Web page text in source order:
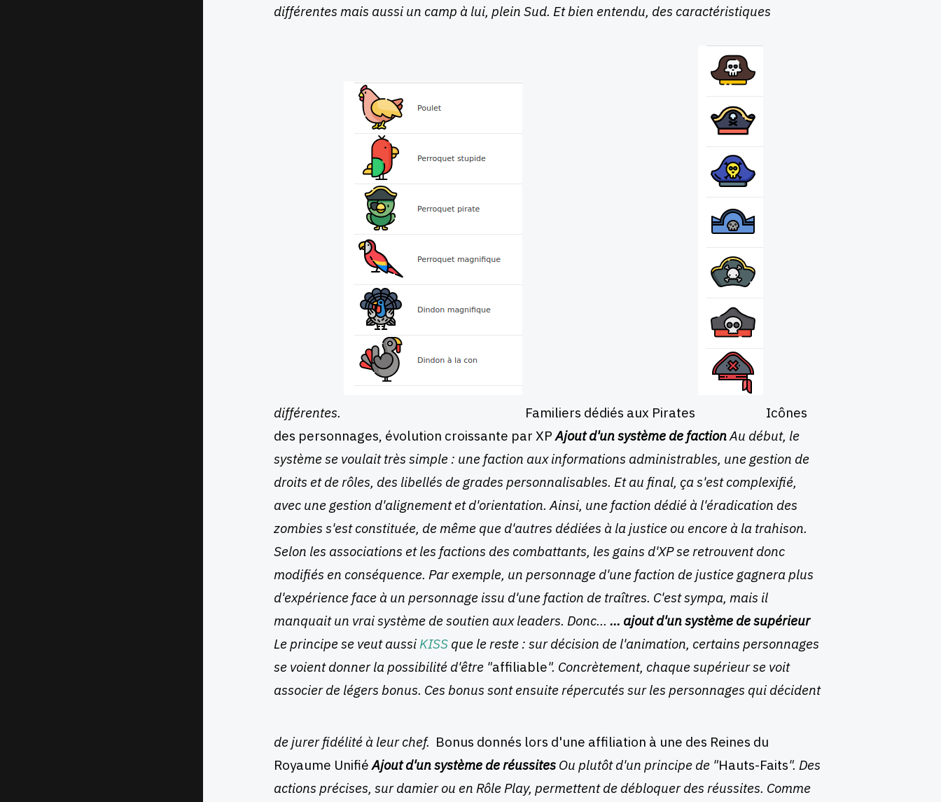
différentes mais aussi un camp à lui, plein Sud. Et bien entendu, des caractéristiques
différentes. Familiers dédiés aux Pirates
Icônes
des personnages, évolution croissante par XP Ajout d'un système de factionAu début, le
système se voulait très simple : une faction aux informations administrables, une gestion de
droits et de rôles, des libellés de grades personnalisables. Et au final, ça s'est complexifié,
avec une gestion d'alignement et d'orientation. Ainsi, une faction dédié à l'éradication des
zombies s'est constituée, de même que d'autres dédiées à la justice ou encore à la trahison.
Selon les associations et les factions des combattants, les gains d'XP se retrouvent donc
modifiés en conséquence. Par exemple, un personnage d'une faction de justice gagnera plus
d'expérience face à un personnage issu d'une faction de traîtres. C'est sympa, mais il
manquait un vrai système de soutien aux leaders. Donc... ... ajout d'un système de supérieur
Le principe se veut aussi KISSque le reste : sur décision de l'animation, certains personnages
se voient donner la possibilité d'être "affiliable". Concrètement, chaque supérieur se voit
associer de légers bonus. Ces bonus sont ensuite répercutés sur les personnages qui décident
de jurer fidélité à leur chef. Bonus donnés lors d'une affiliation à une des Reines du
Royaume Unifié Ajout d'un système de réussitesOu plutôt d'un principe de "Hauts-Faits". Des
actions précises, sur damier ou en Rôle Play, permettent de débloquer des réussites. Comme